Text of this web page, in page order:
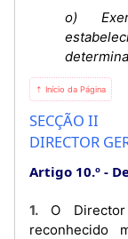
o)
⇡ Início da Página
SECÇÃO II
DIRECTOR
Artigo 10.º
1. O Director Geral é uma individualidade de
reconhecido